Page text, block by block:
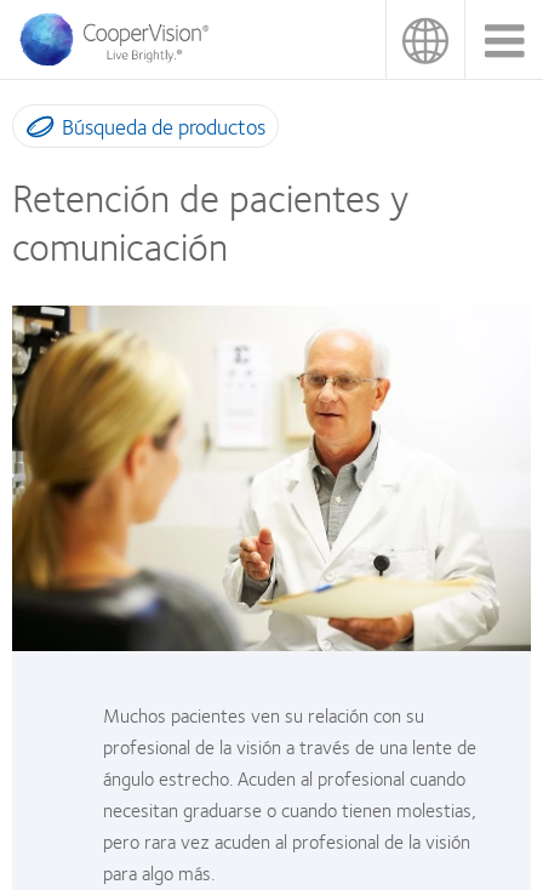
Pasar
contenido
principal
Búsqueda de productos
Retención de pacientes y
comunicación
Muchos pacientes ven su relación con su
profesional de la visión a través de una lente de
ángulo estrecho. Acuden al profesional cuando
necesitan graduarse o cuando tienen molestias,
pero rara vez acuden al profesional de la visión
para algo más.